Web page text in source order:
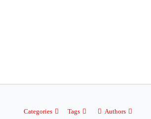
Categories Tags Authors